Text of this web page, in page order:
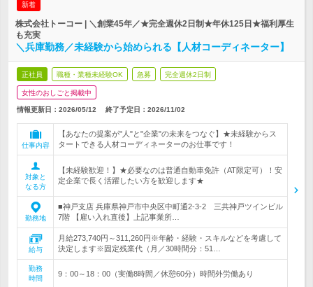
新着
株式会社トーコー | ＼創業45年／★完全週休2日制★年休125日★福利厚生
も充実
＼兵庫勤務／未経験から始められる【人材コーディネーター】
正社員 職種・業種未経験OK 急募 完全週休2日制
女性のおしごと掲載中
情報更新日：2026/05/12 終了予定日： 2026/11/02
仕事内容
【あなたの提案が"人"と"企業"の未来をつなぐ】★未経験からス
タートできる人材コーディネーターのお仕事です！
対象と
なる方
【未経験歓迎！】★必要なのは普通自動車免許（AT限定可）！安
定企業で長く活躍したい方を歓迎します★
勤務地
■神戸支店 兵庫県神戸市中央区中町通2-3-2 三共神戸ツインビル
7階 【雇い入れ直後】上記事業所…
給与
月給273,740円～311,260円※年齢・経験・スキルなどを考慮して
決定します※固定残業代（月／30時間分：51…
勤務
時間
9：00～18：00（実働8時間／休憩60分）時間外労働あり